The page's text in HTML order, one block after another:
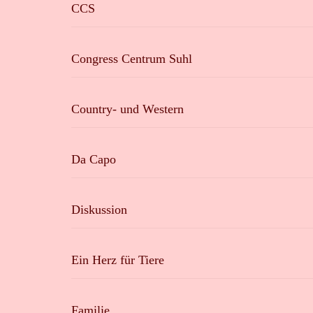
CCS
Congress Centrum Suhl
Country- und Western
Da Capo
Diskussion
Ein Herz für Tiere
Familie